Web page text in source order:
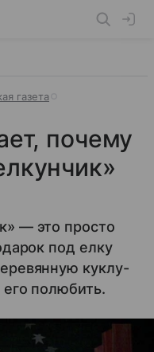
газета
почему
— это просто
под елку
куклу-
полюбить.